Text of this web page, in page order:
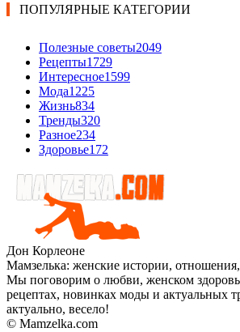
ПОПУЛЯРНЫЕ КАТЕГОРИИ
Полезные советы2049
Рецепты1729
Интересное1599
Мода1225
Жизнь834
Тренды320
Разное234
Здоровье172
Дон Корлеоне
Мамзелька: женские истории,
Мы поговорим о любви, женском
рецептах, новинках моды и актуальных
актуально, весело!
© Mamzelka.com